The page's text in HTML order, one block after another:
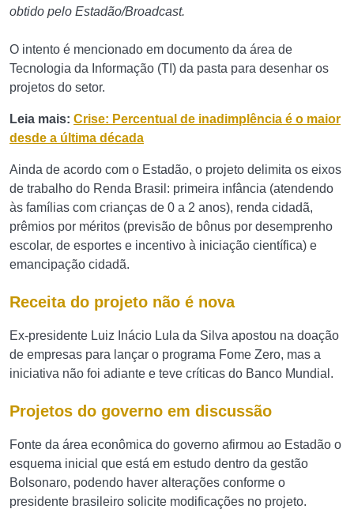
obtido pelo Estadão/Broadcast.
O intento é mencionado em documento da área de
Tecnologia da Informação (TI) da pasta para desenhar os
projetos do setor.
Leia mais: Crise: Percentual de inadimplência é o maior
desde a última década
Ainda de acordo com o Estadão, o projeto delimita os eixos
de trabalho do Renda Brasil: primeira infância (atendendo
às famílias com crianças de 0 a 2 anos), renda cidadã,
prêmios por méritos (previsão de bônus por desemprenho
escolar, de esportes e incentivo à iniciação científica) e
emancipação cidadã.
Receita do projeto não é nova
Ex-presidente Luiz Inácio Lula da Silva apostou na doação
de empresas para lançar o programa Fome Zero, mas a
iniciativa não foi adiante e teve críticas do Banco Mundial.
Projetos do governo em discussão
Fonte da área econômica do governo afirmou ao Estadão o
esquema inicial que está em estudo dentro da gestão
Bolsonaro, podendo haver alterações conforme o
presidente brasileiro solicite modificações no projeto.